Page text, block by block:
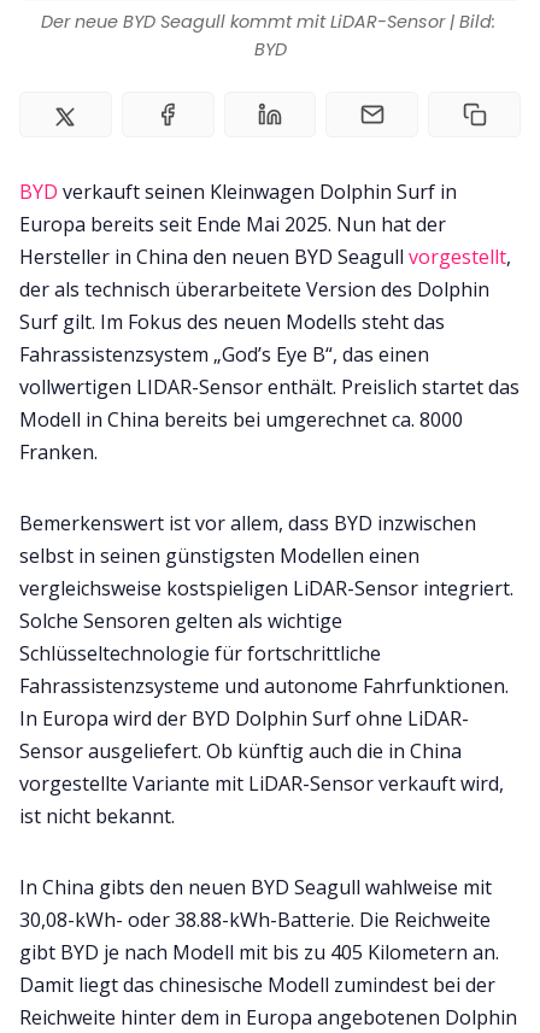
Der neue BYD Seagull kommt mit LiDAR-Sensor | Bild:
BYD
BYD verkauft seinen Kleinwagen Dolphin Surf in
Europa bereits seit Ende Mai 2025. Nun hat der
Hersteller in China den neuen BYD Seagull vorgestellt,
der als technisch überarbeitete Version des Dolphin
Surf gilt. Im Fokus des neuen Modells steht das
Fahrassistenzsystem „God’s Eye B“, das einen
vollwertigen LIDAR-Sensor enthält. Preislich startet das
Modell in China bereits bei umgerechnet ca. 8000
Franken.
Bemerkenswert ist vor allem, dass BYD inzwischen
selbst in seinen günstigsten Modellen einen
vergleichsweise kostspieligen LiDAR-Sensor integriert.
Solche Sensoren gelten als wichtige
Schlüsseltechnologie für fortschrittliche
Fahrassistenzsysteme und autonome Fahrfunktionen.
In Europa wird der BYD Dolphin Surf ohne LiDAR-
Sensor ausgeliefert. Ob künftig auch die in China
vorgestellte Variante mit LiDAR-Sensor verkauft wird,
ist nicht bekannt.
In China gibts den neuen BYD Seagull wahlweise mit
30,08-kWh- oder 38.88-kWh-Batterie. Die Reichweite
gibt BYD je nach Modell mit bis zu 405 Kilometern an.
Damit liegt das chinesische Modell zumindest bei der
Reichweite hinter dem in Europa angebotenen Dolphin